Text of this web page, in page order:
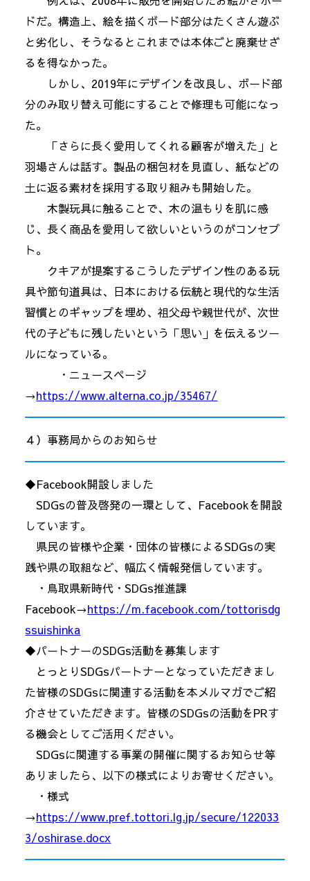
ドだ。構造上、絵を描くボード部分はたくさん遊ぶ
と劣化し、そうなるとこれまでは本体ごと廃棄せざ
るを得なかった。
しかし、2019年にデザインを改良し、ボード部
分のみ取り替え可能にすることで修理も可能になっ
た。
「さらに長く愛用してくれる顧客が増えた」と
羽場さんは話す。製品の梱包材を見直し、紙などの
土に返る素材を採用する取り組みも開始した。
木製玩具に触ることで、木の温もりを肌に感
じ、長く商品を愛用して欲しいというのがコンセプ
ト。
クキアが提案するこうしたデザイン性のある玩
具や節句道具は、日本における伝統と現代的な生活
習慣とのギャップを埋め、祖父母や親世代が、次世
代の子どもに残したいという「思い」を伝えるツー
ルになっている。
・ニュースページ
→https://www.alterna.co.jp/35467/
４）事務局からのお知らせ
◆Facebook開設しました
SDGsの普及啓発の一環として、Facebookを開設
しています。
県民の皆様や企業・団体の皆様によるSDGsの実
践や県の取組など、幅広く情報発信しています。
・鳥取県新時代・SDGs推進課
Facebook→https://m.facebook.com/tottorisdg
ssuishinka
◆パートナーのSDGs活動を募集します
とっとりSDGsパートナーとなっていただきまし
た皆様のSDGsに関連する活動を本メルマガでご紹
介させていただきます。皆様のSDGsの活動をPRす
る機会としてご活用ください。
SDGsに関連する事業の開催に関するお知らせ等
ありましたら、以下の様式によりお寄せください。
・様式
→https://www.pref.tottori.lg.jp/secure/122033
3/oshirase.docx